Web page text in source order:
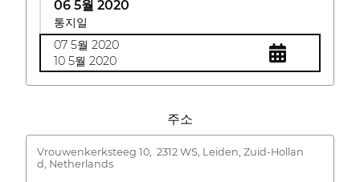
06 5월 2020
통지일
07 5월 2020
10 5월 2020
주소
Vrouwenkerksteeg 10, 2312 WS, Leiden, Zuid-Hollan
d, Netherlands